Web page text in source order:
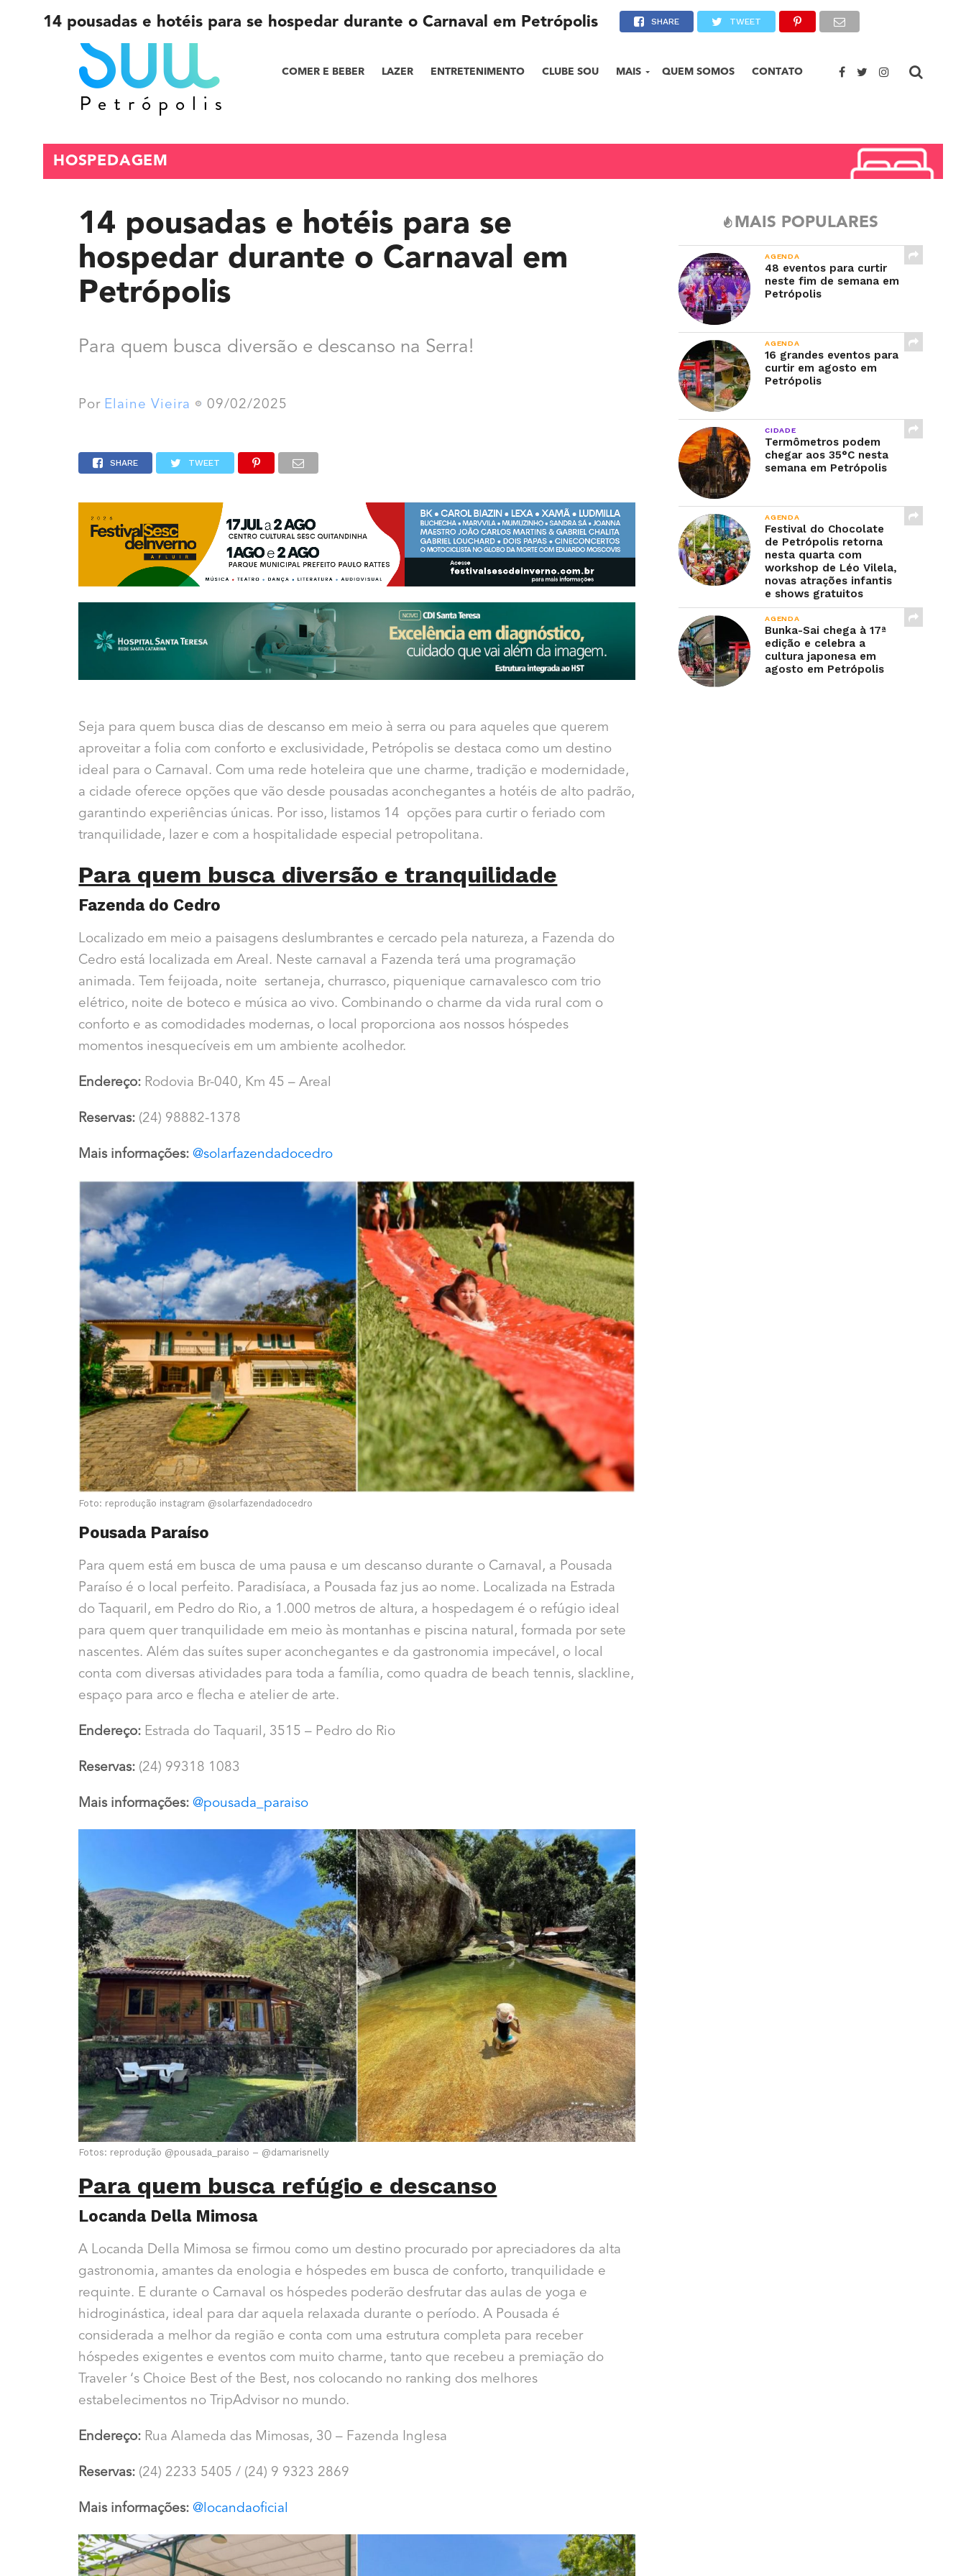
COMER E BEBER LAZER ENTRETENIMENTO CLUBE SOU MAIS QUEM SOMOS CONTATO
14 pousadas e hotéis para se hospedar durante o Carnaval em Petrópolis SHARE TWEET
HOSPEDAGEM
14 pousadas e hotéis para se
hospedar durante o Carnaval em
Petrópolis
Para quem busca diversão e descanso na Serra!
Por Elaine Vieira 09/02/2025
SHARE TWEET
Seja para quem busca dias de descanso em meio à serra ou para aqueles que querem
aproveitar a folia com conforto e exclusividade, Petrópolis se destaca como um destino
ideal para o Carnaval. Com uma rede hoteleira que une charme, tradição e modernidade,
a cidade oferece opções que vão desde pousadas aconchegantes a hotéis de alto padrão,
garantindo experiências únicas. Por isso, listamos 14 opções para curtir o feriado com
tranquilidade, lazer e com a hospitalidade especial petropolitana.
Para quem busca diversão e tranquilidade
Fazenda do Cedro
Localizado em meio a paisagens deslumbrantes e cercado pela natureza, a Fazenda do
Cedro está localizada em Areal. Neste carnaval a Fazenda terá uma programação
animada. Tem feijoada, noite sertaneja, churrasco, piquenique carnavalesco com trio
elétrico, noite de boteco e música ao vivo. Combinando o charme da vida rural com o
conforto e as comodidades modernas, o local proporciona aos nossos hóspedes
momentos inesquecíveis em um ambiente acolhedor.
Endereço: Rodovia Br-040, Km 45 – Areal
Reservas: (24) 98882-1378
Mais informações:@solarfazendadocedro
Foto: reprodução instagram @solarfazendadocedro
Pousada Paraíso
Para quem está em busca de uma pausa e um descanso durante o Carnaval, a Pousada
Paraíso é o local perfeito. Paradisíaca, a Pousada faz jus ao nome. Localizada na Estrada
do Taquaril, em Pedro do Rio, a 1.000 metros de altura, a hospedagem é o refúgio ideal
para quem quer tranquilidade em meio às montanhas e piscina natural, formada por sete
nascentes. Além das suítes super aconchegantes e da gastronomia impecável, o local
conta com diversas atividades para toda a família, como quadra de beach tennis, slackline,
espaço para arco e flecha e atelier de arte.
Endereço: Estrada do Taquaril, 3515 – Pedro do Rio
Reservas: (24) 99318 1083
Mais informações:@pousada_paraiso
Fotos: reprodução @pousada_paraiso – @damarisnelly
Para quem busca refúgio e descanso
Locanda Della Mimosa
A Locanda Della Mimosa se firmou como um destino procurado por apreciadores da alta
gastronomia, amantes da enologia e hóspedes em busca de conforto, tranquilidade e
requinte. E durante o Carnaval os hóspedes poderão desfrutar das aulas de yoga e
hidroginástica, ideal para dar aquela relaxada durante o período. A Pousada é
considerada a melhor da região e conta com uma estrutura completa para receber
hóspedes exigentes e eventos com muito charme, tanto que recebeu a premiação do
Traveler ‘s Choice Best of the Best, nos colocando no ranking dos melhores
estabelecimentos no TripAdvisor no mundo.
Endereço: Rua Alameda das Mimosas, 30 – Fazenda Inglesa
Reservas: (24) 2233 5405 / (24) 9 9323 2869
Mais informações:@locandaoficial
MAIS POPULARES
AGENDA
48 eventos para curtir
neste fim de semana em
Petrópolis
AGENDA
16 grandes eventos para
curtir em agosto em
Petrópolis
CIDADE
Termômetros podem
chegar aos 35°C nesta
semana em Petrópolis
AGENDA
Festival do Chocolate
de Petrópolis retorna
nesta quarta com
workshop de Léo Vilela,
novas atrações infantis
e shows gratuitos
AGENDA
Bunka-Sai chega à 17ª
edição e celebra a
cultura japonesa em
agosto em Petrópolis